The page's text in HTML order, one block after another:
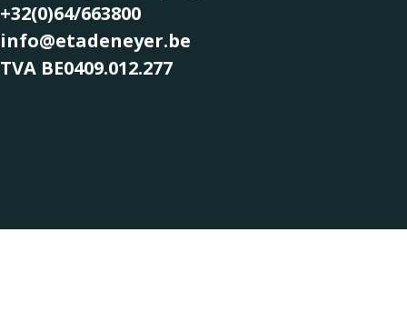
+32(0)64/663800
info@etadeneyer.be
TVA BE0409.012.277